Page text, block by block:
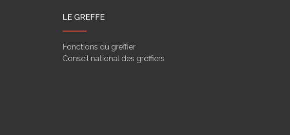
LE GREFFE
Fonctions du greffier
Conseil national des greffiers